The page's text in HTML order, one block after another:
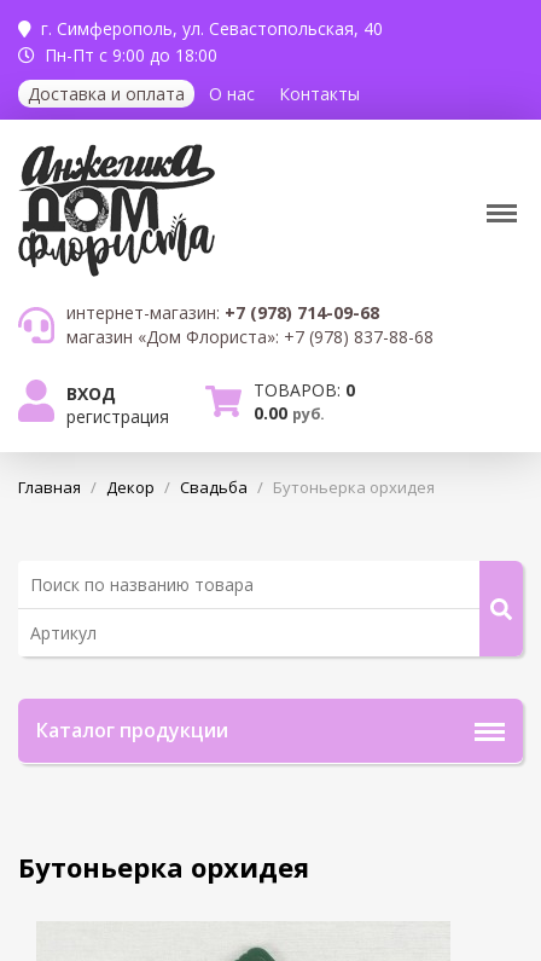
г. Симферополь, ул. Севастопольская, 40
Пн-Пт с 9:00 до 18:00
Доставка и оплата
О нас Контакты
интернет-магазин: +7 (978) 714-09-68
магазин «Дом Флориста»: +7 (978) 837-88-68
ВХОД
регистрация
ТОВАРОВ: 0
0.00 руб.
Главная / Декор / Свадьба / Бутоньерка орхидея
Каталог продукции
Бутоньерка орхидея